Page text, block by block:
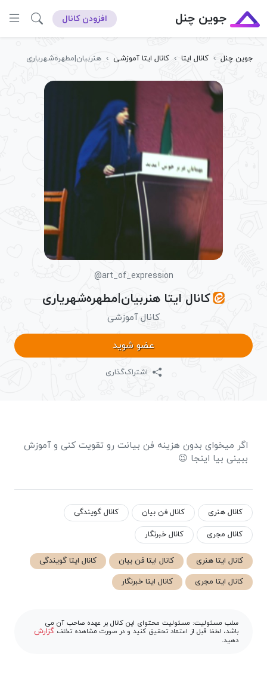
جوین چنل افزودن کانال
جوین چنل › کانال ایتا › کانال ایتا آموزشی › هنربیان|مطهره‌شهریاری
@art_of_expression
کانال ایتا هنربیان|مطهره‌شهریاری
کانال آموزشی
عضو شوید
اشتراک‌گذاری
اگر میخوای بدون هزینه فن بیانت رو تقویت کنی و آموزش
ببینی بیا اینجا 😉
کانال هنری کانال فن بیان کانال گویندگی
کانال مجری کانال خبرنگار
کانال ایتا هنری کانال ایتا فن بیان
کانال ایتا گویندگی
کانال ایتا مجری
کانال ایتا خبرنگار
سلب مسئولیت: مسئولیت محتوای این کانال بر عهده صاحب آن می
باشد، لطفا قبل از اعتماد تحقیق کنید و در صورت مشاهده تخلف گزارش
دهید.